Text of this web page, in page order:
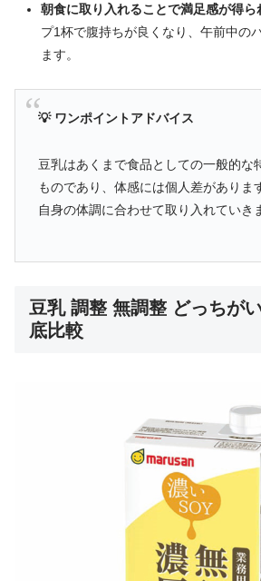
朝食に取り入れることで満足感が得ら
プ1杯で腹持ちが良くなり、午前中の
ます。
💡 ワンポイントアドバイス
豆乳はあくまで食品としての一般的な
ものであり、体感には個人差がありま
自身の体調に合わせて取り入れていき
豆乳 調整 無調整 どっちが
底比較